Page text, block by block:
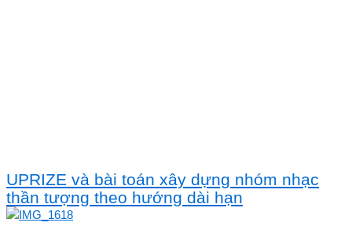
UPRIZE và bài toán xây dựng nhóm nhạc
thần tượng theo hướng dài hạn